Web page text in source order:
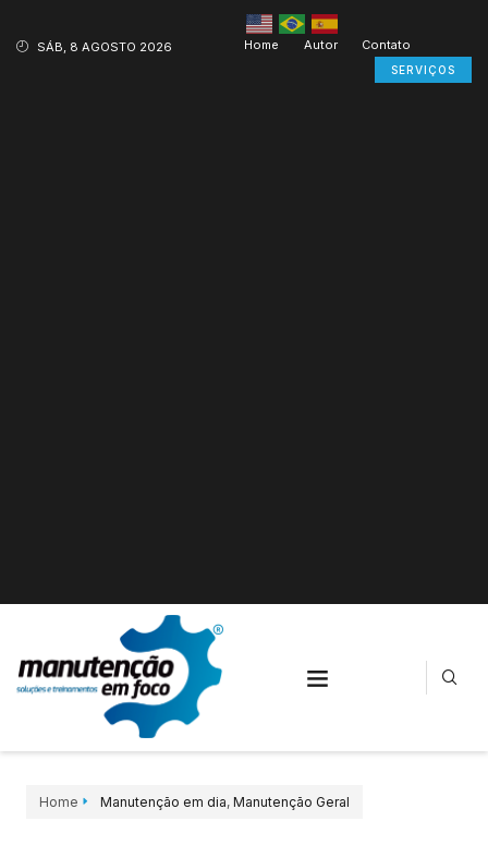
SÁB, 8 AGOSTO 2026 Home Autor Contato
SERVIÇOS
Home Manutenção em dia, Manutenção Geral